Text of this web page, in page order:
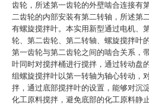
齿轮，所述第一齿轮的外壁啮合连接有
二齿轮的内部安装有第二转轴，所述第
有螺旋搅拌叶。本实用新型通过电机、
轮、第二齿轮、第二转轴、螺旋搅拌叶
第一齿轮与第二齿轮之间的啮合关系，
叶同时对搅拌桶进行搅拌，通过转动盘
组螺旋搅拌叶以第一转轴为轴心转动，
拌，通过底部搅拌叶的设置，能够对沉
化工原料搅拌，避免底部的化工原料静止